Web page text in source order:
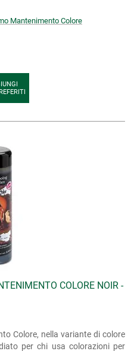
Mantenimento Colore
COLORE NOIR -
Colore, nella variante di colore
per chi usa colorazioni per